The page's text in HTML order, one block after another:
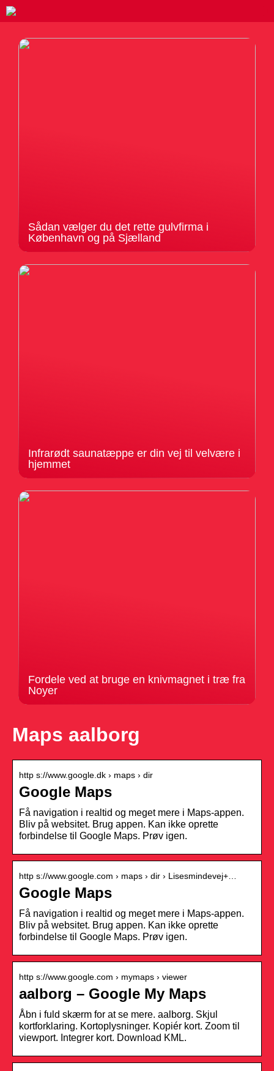
Sådan vælger du det rette gulvfirma i
København og på Sjælland
Infrarødt saunatæppe er din vej til velvære i
hjemmet
Fordele ved at bruge en knivmagnet i træ fra
Noyer
Maps aalborg
http s://www.google.dk › maps › dir
Google Maps
Få navigation i realtid og meget mere i Maps-appen.
Bliv på websitet. Brug appen. Kan ikke oprette
forbindelse til Google Maps. Prøv igen.
http s://www.google.com › maps › dir › Lisesmindevej+…
Google Maps
Få navigation i realtid og meget mere i Maps-appen.
Bliv på websitet. Brug appen. Kan ikke oprette
forbindelse til Google Maps. Prøv igen.
http s://www.google.com › mymaps › viewer
aalborg – Google My Maps
Åbn i fuld skærm for at se mere. aalborg. Skjul
kortforklaring. Kortoplysninger. Kopiér kort. Zoom til
viewport. Integrer kort. Download KML.